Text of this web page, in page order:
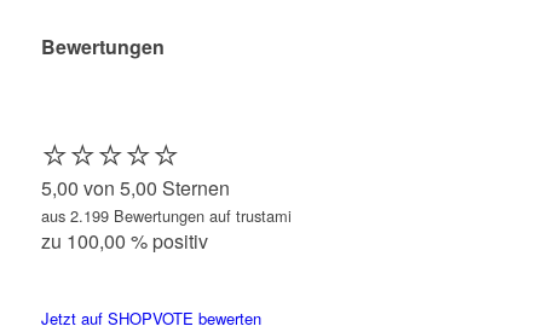
Bewertungen
⭐️⭐️⭐️⭐️⭐️
5,00 von 5,00 Sternen
aus 2.199 Bewertungen auf trustami
zu 100,00 % positiv
Jetzt auf SHOPVOTE bewerten